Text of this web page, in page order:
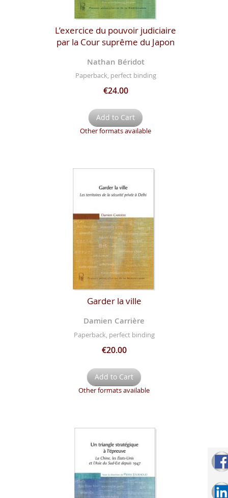
L’exercice du pouvoir judiciaire
par la Cour suprême du Japon
Nathan Béridot
Paperback, perfect binding
€24.00
Add to Cart
Other formats available
Garder la ville
Damien Carrière
Paperback, perfect binding
€20.00
Add to Cart
Other formats available